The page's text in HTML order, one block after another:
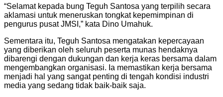
“Selamat kepada bung Teguh Santosa yang terpilih secara
aklamasi untuk meneruskan tongkat kepemimpinan di
pengurus pusat JMSI,” kata Dino Umahuk.
Sementara itu, Teguh Santosa mengatakan kepercayaan
yang diberikan oleh seluruh peserta munas hendaknya
dibarengi dengan dukungan dan kerja keras bersama dalam
mengembangkan organisasi. Ia memastikan kerja bersama
menjadi hal yang sangat penting di tengah kondisi industri
media yang sedang tidak baik-baik saja.